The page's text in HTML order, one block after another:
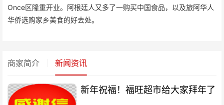
Once区隆重开业。阿根廷人又多了一购买中国食品，以及旅阿华人
华侨选购家乡美食的好去处。
商家简介 新闻资讯
新年祝福！福旺超市给大家拜年了